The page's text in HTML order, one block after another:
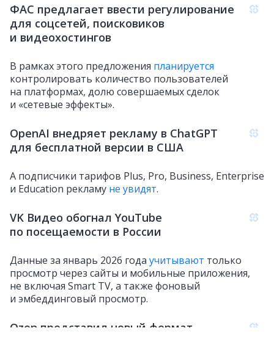
ФАС предлагает ввести регулирование
для соцсетей, поисковиков
и видеохостингов
В рамках этого предложения планируется
контролировать количество пользователей
на платформах, долю совершаемых сделок
и «сетевые эффекты».
OpenAI внедряет рекламу в ChatGPT
для бесплатной версии в США
А подписчики тарифов Plus, Pro, Business, Enterprise
и Education рекламу не увидят.
VK Видео обогнал YouTube
по посещаемости в России
Данные за январь 2026 года учитывают только
просмотр через сайты и мобильные приложения,
не включая Smart TV, а также фоновый
и эмбеддинговый просмотр.
Ozon представил новый формат